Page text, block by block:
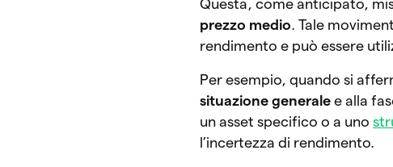
Questa, come anticipato,
prezzo medio . Tale
rendimento e può essere
Per esempio, quando si
situazione generale e alla
un asset specifico o a uno
l’incertezza di rendimento.